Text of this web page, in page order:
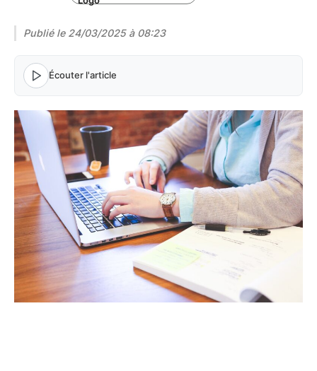
Publié le 24/03/2025 à 08:23
Écouter l'article